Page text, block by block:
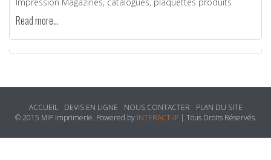
Read more...
ACCUEIL DEVIS EN LIGNE NOUS CONTACTER
PLAN DU SITE
© 2015 MIP Imprimerie. Powered by INTERACT-IF| Tous Droits Réservés.